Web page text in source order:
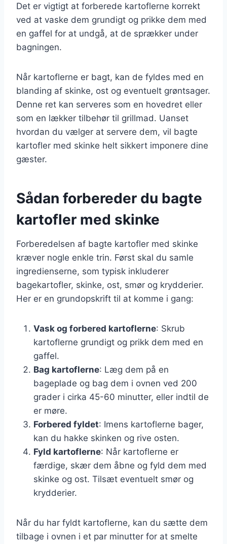
Det er vigtigt at forberede kartoflerne korrekt
ved at vaske dem grundigt og prikke dem med
en gaffel for at undgå, at de sprækker under
bagningen.
Når kartoflerne er bagt, kan de fyldes med en
blanding af skinke, ost og eventuelt grøntsager.
Denne ret kan serveres som en hovedret eller
som en lækker tilbehør til grillmad. Uanset
hvordan du vælger at servere dem, vil bagte
kartofler med skinke helt sikkert imponere dine
gæster.
Sådan forbereder du bagte
kartofler med skinke
Forberedelsen af bagte kartofler med skinke
kræver nogle enkle trin. Først skal du samle
ingredienserne, som typisk inkluderer
bagekartofler, skinke, ost, smør og krydderier.
Her er en grundopskrift til at komme i gang:
Vask og forbered kartoflerne: Skrub
kartoflerne grundigt og prikk dem med en
gaffel.
Bag kartoflerne: Læg dem på en
bageplade og bag dem i ovnen ved 200
grader i cirka 45-60 minutter, eller indtil de
er møre.
Forbered fyldet: Imens kartoflerne bager,
kan du hakke skinken og rive osten.
Fyld kartoflerne: Når kartoflerne er
færdige, skær dem åbne og fyld dem med
skinke og ost. Tilsæt eventuelt smør og
krydderier.
Når du har fyldt kartoflerne, kan du sætte dem
tilbage i ovnen i et par minutter for at smelte